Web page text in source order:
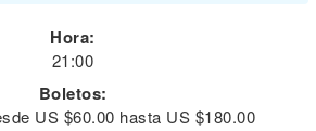
Hora:
21:00
Boletos:
US $60.00 hasta US $180.00